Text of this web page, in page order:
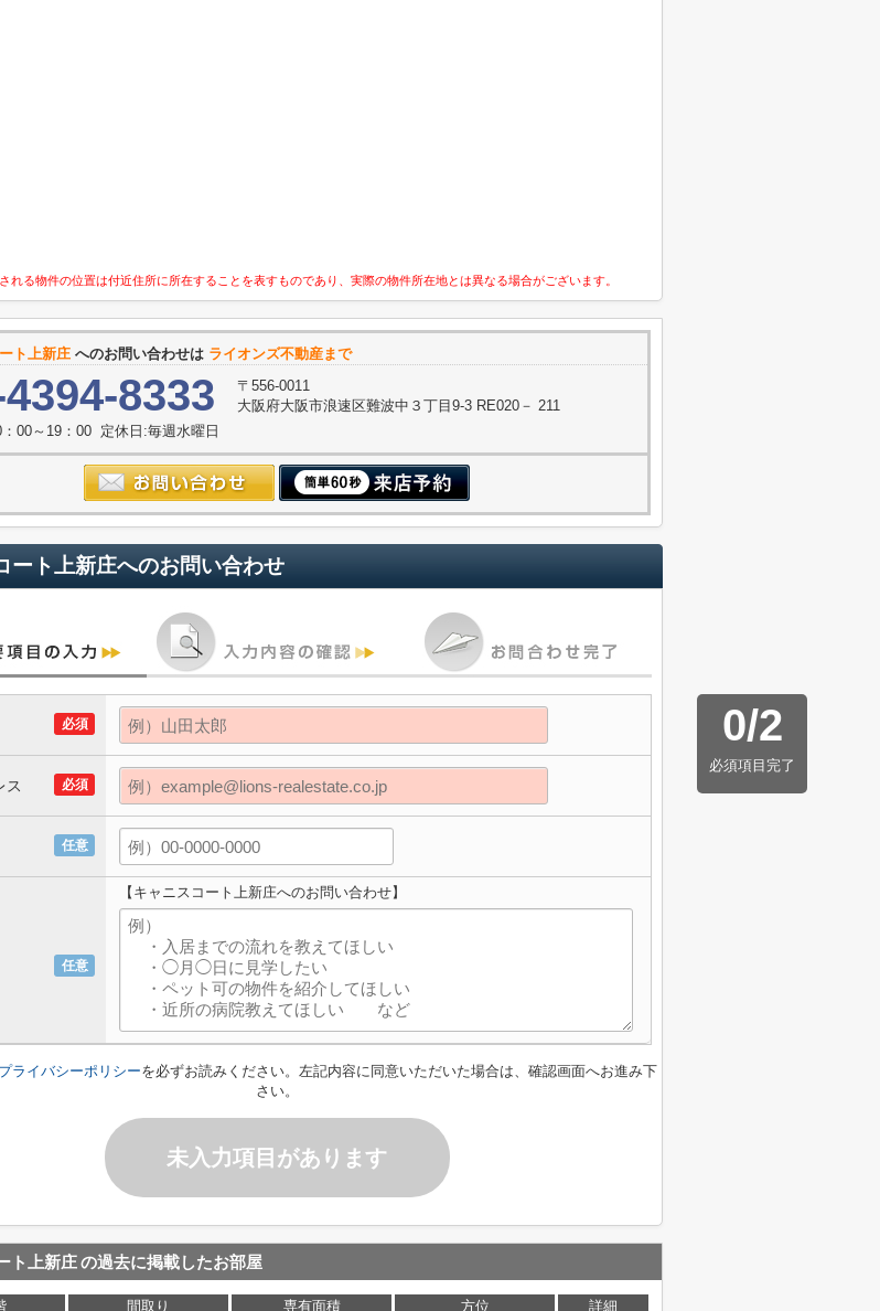
れる物件の位置は付近住所に所在することを表すものであり、実際の物件所在地とは異なる場合がございます。
ト上新庄 へのお問い合わせは ライオンズ不動産まで
8333
〒556-0011
大阪府大阪市浪速区難波中３丁目9-3 RE020－ 211
：00～19：00 定休日:毎週水曜日
ート上新庄へのお問い合わせ
0/2
必須項目完了
必須
必須
ス
任意
任意
【キャニスコート上新庄へのお問い合わせ】
ライバシーポリシーを必ずお読みください。左記内容に同意いただいた場合は、確認画面へお進み下
さい。
未入力項目があります
ト上新庄の過去に掲載したお部屋
間取り 専有面積 方位 詳細